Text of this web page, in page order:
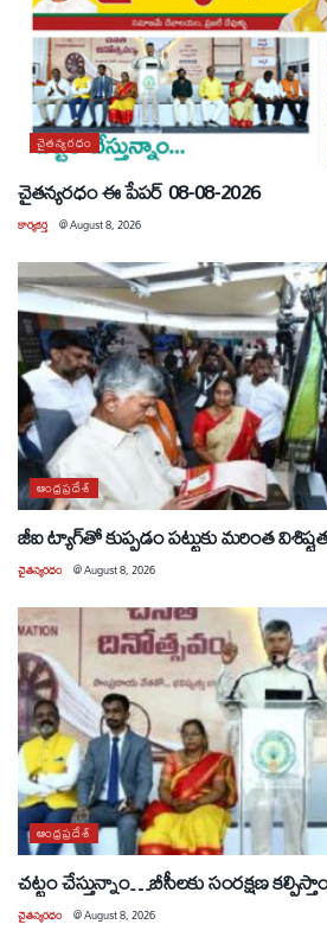
చైతన్యరధం
చైతన్యరధం ఈ పేపర్ 08-08-2026
కార్యకర్త @August 8, 2026
ఆంధ్రప్రదేశ్
జీఐ ట్యాగ్‌తో కుప్పడం పట్టుకు మరింత
చైతన్యరధం @August 8, 2026
ఆంధ్రప్రదేశ్
చట్టం చేస్తున్నాం…బీసీలకు సంరక్షణ
చైతన్యరధం @August 8, 2026